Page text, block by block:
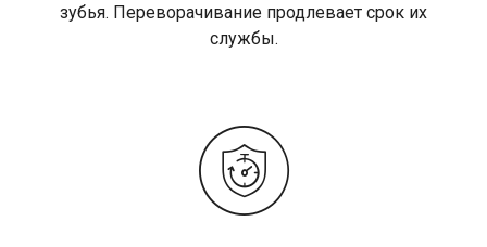
зубья. Переворачивание продлевает срок их
службы.